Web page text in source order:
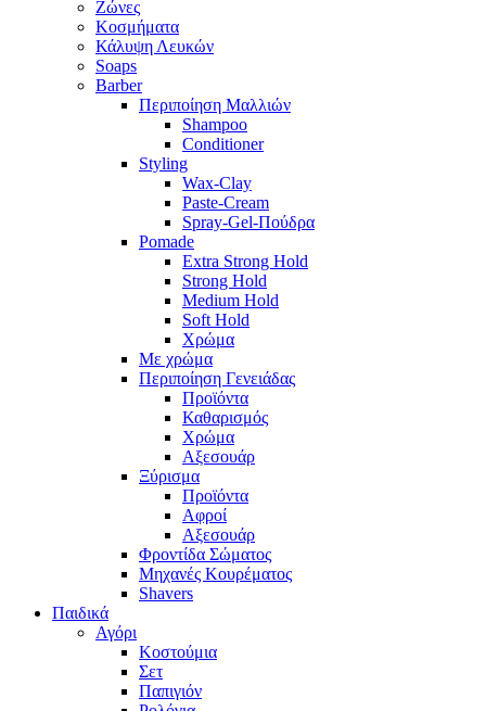
Ζώνες
Κοσμήματα
Κάλυψη Λευκών
Soaps
Barber
Περιποίηση Μαλλιών
Shampoo
Conditioner
Styling
Wax-Clay
Paste-Cream
Spray-Gel-Πούδρα
Pomade
Extra Strong Hold
Strong Hold
Medium Hold
Soft Hold
Χρώμα
Με χρώμα
Περιποίηση Γενειάδας
Προϊόντα
Καθαρισμός
Χρώμα
Αξεσουάρ
Ξύρισμα
Προϊόντα
Αφροί
Αξεσουάρ
Φροντίδα Σώματος
Μηχανές Κουρέματος
Shavers
Παιδικά
Αγόρι
Κοστούμια
Σετ
Παπιγιόν